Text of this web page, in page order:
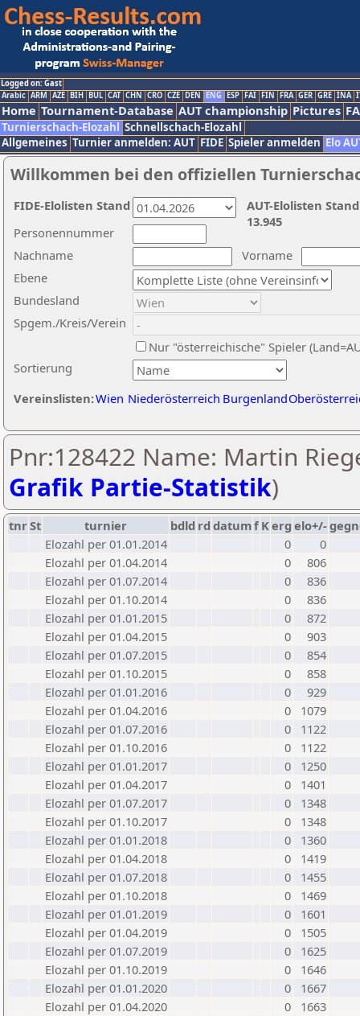
Logged on: Gast
Arabic ARM AZE BIH BUL CAT CHN CRO CZE DEN ENG ESP FAI FIN FRA GER GRE INA
Home Tournament-Database AUT championship Pictures
Turnierschach-Elozahl Schnellschach-Elozahl
Allgemeines Turnier anmelden: AUT FIDE Spieler anmelden Elo
Willkommen bei den offiziellen
Nachname
Vorname
Ebene
Sortierung
Personennummer
Bundesland
Spgem./Kreis/Verein
Nur "österreichische" Spieler
Vereinslisten:Wien Niederösterreich Burgenland
AUT-Elolisten
13.945
FIDE-Elolisten Stand
Pnr:128422 Name: Martin
Grafik Partie-Statistik)
tnrSt turnier bdld rd datumf Kerg elo+/-
Elozahl per 01.01.2014
0
0
Elozahl per 01.04.2014
0
806
Elozahl per 01.07.2014
0
836
Elozahl per 01.10.2014
0
836
Elozahl per 01.01.2015
0
872
Elozahl per 01.04.2015
0
903
Elozahl per 01.07.2015
0
854
Elozahl per 01.10.2015
0
858
Elozahl per 01.01.2016
0
929
Elozahl per 01.04.2016
0
1079
Elozahl per 01.07.2016
0
1122
Elozahl per 01.10.2016
0
1122
Elozahl per 01.01.2017
0
1250
Elozahl per 01.04.2017
0
1401
Elozahl per 01.07.2017
0
1348
Elozahl per 01.10.2017
0
1348
Elozahl per 01.01.2018
0
1360
Elozahl per 01.04.2018
0
1419
Elozahl per 01.07.2018
0
1455
Elozahl per 01.10.2018
0
1469
Elozahl per 01.01.2019
0
1601
Elozahl per 01.04.2019
0
1505
Elozahl per 01.07.2019
0
1625
Elozahl per 01.10.2019
0
1646
Elozahl per 01.01.2020
0
1667
Elozahl per 01.04.2020
0
1663